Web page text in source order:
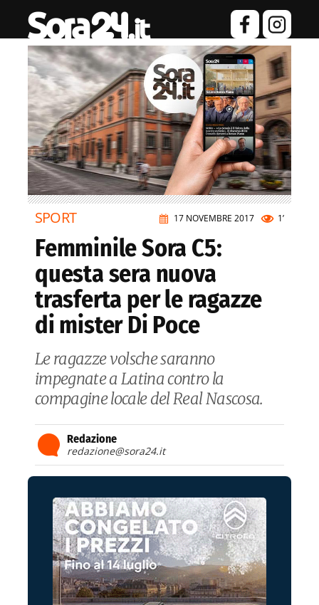
17 NOVEMBRE 2017 1’
SPORT
Femminile Sora C5:
questa sera nuova
trasferta per le ragazze
di mister Di Poce
Le ragazze volsche saranno
impegnate a Latina contro la
compagine locale del Real Nascosa.
Redazione
redazione@sora24.it